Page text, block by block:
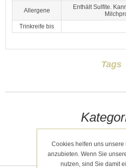
Allergene
Enthält Sulfite.
Trinkreife bis
Tags
Kürzlich
Cookies helfen uns unsere
anzubieten. Wenn Sie
nutzen, sind Sie damit